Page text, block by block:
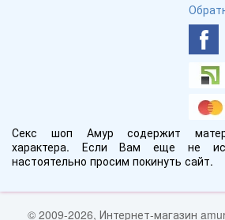
Секс шоп Амур содержит
характера. Если Вам еще не
настоятельно просим покинуть сайт.
© 2009-2026, Интернет-магазин